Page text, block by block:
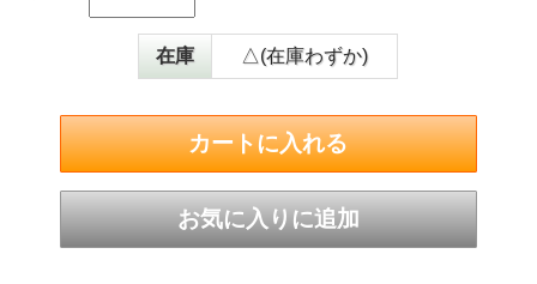
在庫 △(在庫わずか)